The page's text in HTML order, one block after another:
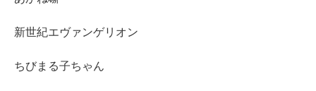
新世紀エヴァンゲリオン
ちびまる子ちゃん